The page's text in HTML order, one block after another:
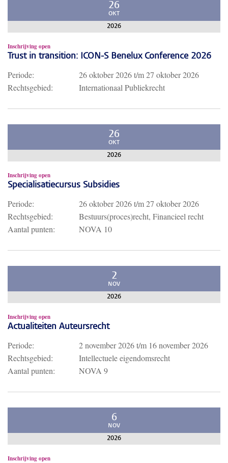
26
OKT
2026
Inschrijving open
Trust in transition: ICON-S Benelux Conference 2026
Periode: 26 oktober 2026t/m27 oktober 2026
Rechtsgebied:
Internationaal Publiekrecht
26
OKT
2026
Inschrijving open
Specialisatiecursus Subsidies
Periode: 26 oktober 2026t/m27 oktober 2026
Rechtsgebied:
Bestuurs(proces)recht, Financieel recht
Aantal punten:
NOVA 10
2
NOV
2026
Inschrijving open
Actualiteiten Auteursrecht
Periode: 2 november 2026t/m 16 november 2026
Rechtsgebied:
Intellectuele eigendomsrecht
Aantal punten:
NOVA 9
6
NOV
2026
Inschrijving open